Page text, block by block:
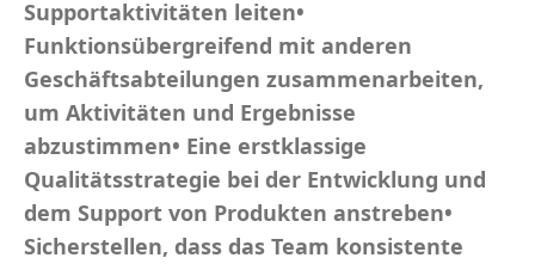
Supportaktivitäten leiten•
Funktionsübergreifend mit anderen
Geschäftsabteilungen zusammenarbeiten,
um Aktivitäten und Ergebnisse
abzustimmen• Eine erstklassige
Qualitätsstrategie bei der Entwicklung und
dem Support von Produkten anstreben•
Sicherstellen, dass das Team konsistente